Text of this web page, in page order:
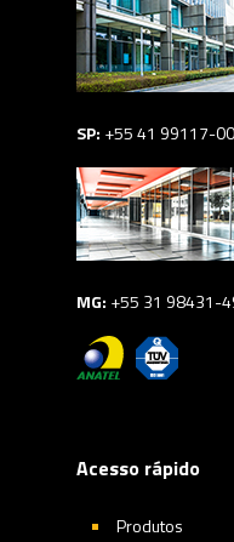
SP: +55 41 99117-
MG: +55 31 98431-
Acesso rápido
Produtos